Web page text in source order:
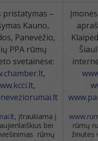
pristatymas –
Kauno,
Panevėžio,
PPA rūmų
svetainėse:
,
,
, įtraukiama į
bei
rūmų
rūmų
žinutės